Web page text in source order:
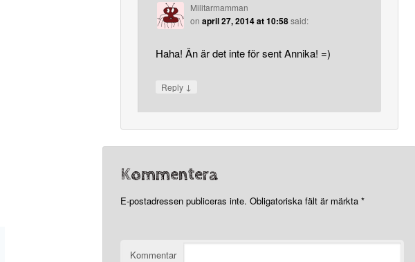
Militarmamman
on april 27, 2014 at 10:58 said:
Haha! Än är det inte för sent Annika! =)
Reply ↓
Kommentera
E-postadressen publiceras inte. Obligatoriska fält är märkta *
Kommentar